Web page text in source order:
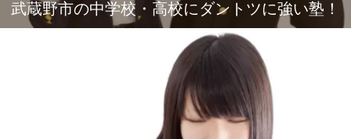
武蔵野市の中学校・高校にダントツに強い塾！